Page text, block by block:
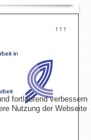
↑↑↑
in
fortlaufend verbessern
Nutzung der Webseite